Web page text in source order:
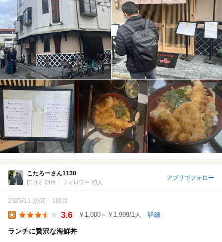
こたろーさん1130
口コミ 24件 フォロワー 28人
アプリでフォロー
2025/11 訪問 1回目
3.6 ￥1,000～￥1,999/1人 詳細
ランチに贅沢な海鮮丼